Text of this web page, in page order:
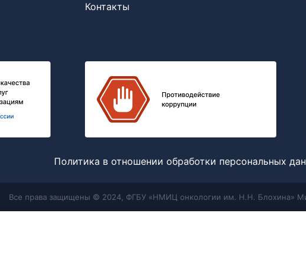
Контакты
Политика в отношении обработки персональных
Все права защищены © 2024, ФГБУ «НМИЦ онкологии им. Н.Н. Блохина»